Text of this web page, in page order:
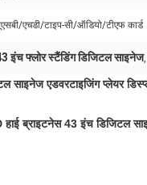
एचडी/टाइप-सी/ऑडियो/टीएफ कार्ड
इंच फ्लोर स्टैंडिंग डिजिटल साइनेज
साइनेज एडवरटाइजिंग प्लेयर
ब्राइटनेस 43 इंच डिजिटल